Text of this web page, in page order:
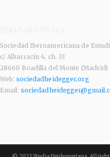
Sociedad Iberoamericana de
c/ Albarracín 4, ch. 33
28660 Boadilla del Monte (Madrid)
Web: sociedadheidegger.org
Email: